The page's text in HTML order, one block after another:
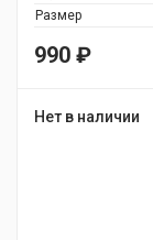
Размер
990 ₽
Нет в наличии